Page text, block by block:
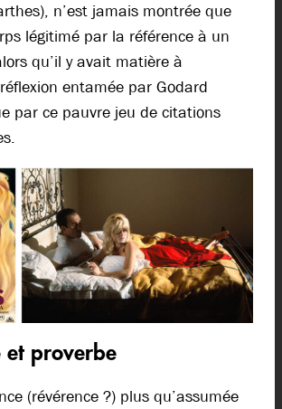
n’est jamais montrée que
légitimé par la référence à un
qu’il y avait matière à
entamée par Godard
par ce pauvre jeu de citations
et proverbe
(révérence ?) plus qu’assumée